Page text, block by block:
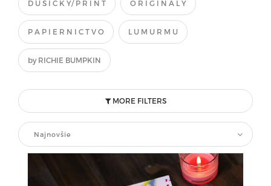
D U Š I Č K Y/ P R I N T O R I G I N A L Y
P A P I E R N I C T V O L U M U R M U
by RICHIE BUMPKIN
MORE FILTERS
Najnovšie